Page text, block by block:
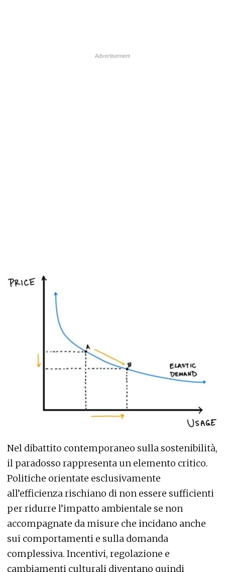
Nel dibattito contemporaneo sulla sostenibilità,
il paradosso rappresenta un elemento critico.
Politiche orientate esclusivamente
all’efficienza rischiano di non essere sufficienti
per ridurre l’impatto ambientale se non
accompagnate da misure che incidano anche
sui comportamenti e sulla domanda
complessiva. Incentivi, regolazione e
cambiamenti culturali diventano quindi